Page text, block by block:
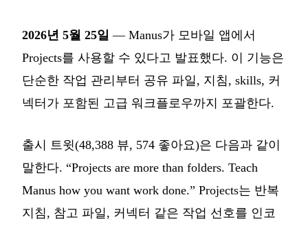
2026년 5월 25일 — Manus가 모바일 앱에서
Projects를 사용할 수 있다고 발표했다. 이 기능은
단순한 작업 관리부터 공유 파일, 지침, skills, 커
넥터가 포함된 고급 워크플로우까지 포괄한다.
출시 트윗(48,388 뷰, 574 좋아요)은 다음과 같이
말한다. “Projects are more than folders. Teach
Manus how you want work done.” Projects는 반복
지침, 참고 파일, 커넥터 같은 작업 선호를 인코